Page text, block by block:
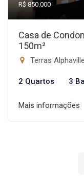
R$ 850.000
Casa de
150m²
Terras
2 Quartos 3
Mais informações